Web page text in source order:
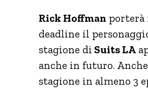
Rick Hoffman porterà
deadline il
stagione di Suits LA
anche in futuro.
stagione in almeno 3